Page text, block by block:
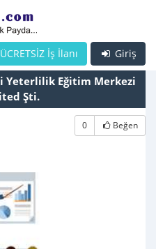
Giriş
ÜCRETSİZ İş İlanı
Yeterlilik Eğitim Merkezi
Şti.
0 Beğen